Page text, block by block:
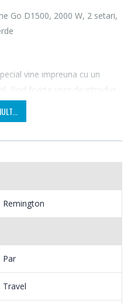
Go D1500, 2000 W, 2 setari,
vine impreuna cu un
fiind foarte usor de introdus
Remington
Par
Travel